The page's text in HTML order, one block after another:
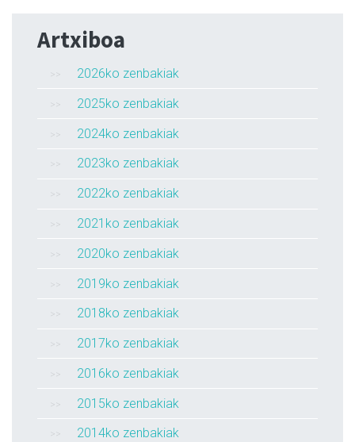
Artxiboa
2026ko zenbakiak
2025ko zenbakiak
2024ko zenbakiak
2023ko zenbakiak
2022ko zenbakiak
2021ko zenbakiak
2020ko zenbakiak
2019ko zenbakiak
2018ko zenbakiak
2017ko zenbakiak
2016ko zenbakiak
2015ko zenbakiak
2014ko zenbakiak